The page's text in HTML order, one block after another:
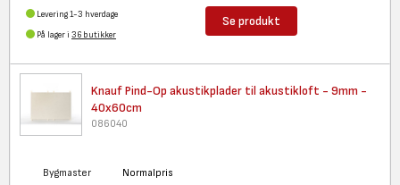
Levering 1-3 hverdage
På lager i 36 butikker
Se produkt
Knauf Pind-Op akustikplader til akustikloft - 9mm -
40x60cm
086040
Bygmaster Normalpris